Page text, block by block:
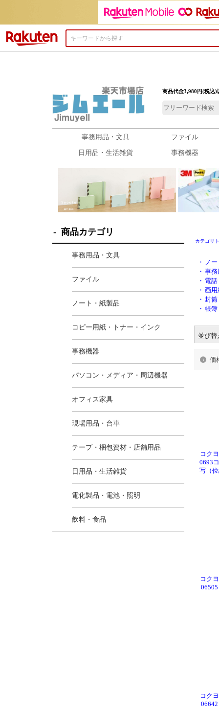
商品代金3,980円(税込)
事務用品・文具 ファイル
日用品・生活雑貨 事務機器
商品カテゴリ
事務用品・文具
ファイル
ノート・紙製品
コピー用紙・トナー・インク
事務機器
パソコン・メディア・周辺機器
オフィス家具
現場用品・台車
テープ・梱包資材・店舗用品
日用品・生活雑貨
電化製品・電池・照明
飲料・食品
カテゴリ
・ ノー
・ 事務
・ 電話
・ 画用
・ 封筒
・ 帳簿
並び替
価
コク
0693
写（
コク
コク